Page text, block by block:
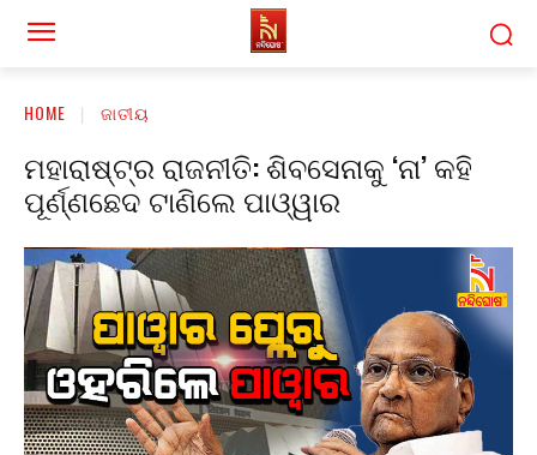
HOME ଜାତୀୟ
ମହାରାଷ୍ଟ୍ର ରାଜନୀତି: ଶିବସେନାକୁ ‘ନା’ କହି
ପୂର୍ଣ୍ଣଛେଦ ଟାଣିଲେ ପାଓ୍ୱାର